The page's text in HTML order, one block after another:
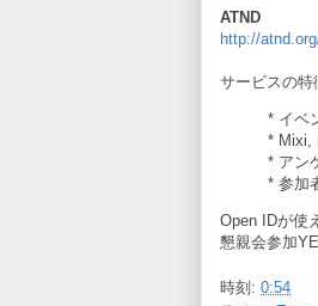
ATND
http://
サービスの特
* イベ
* Mixi,
* アン
* 参加
Open IDが使
懇親会参加
時刻: 0:54